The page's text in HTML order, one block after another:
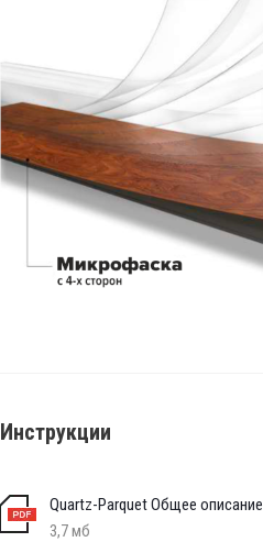
Инструкции
Quartz-Parquet Общее описание
3,7 мб